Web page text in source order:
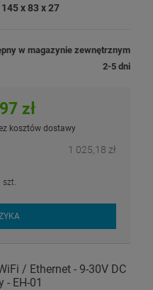
145 x 83 x 27
w magazynie zewnętrznym
2-5 dni
zł
kosztów dostawy
1 025,18 zł
szt.
/ Ethernet - 9-30V DC
- EH-01